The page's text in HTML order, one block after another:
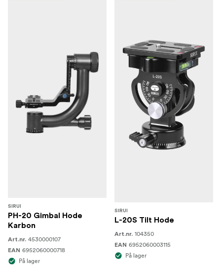
SIRUI
PH-20 Gimbal Hode
Karbon
Art.nr. 4530000107
EAN 6952060000718
På lager
SIRUI
L-20S Tilt Hode
Art.nr. 104350
EAN 6952060003115
På lager